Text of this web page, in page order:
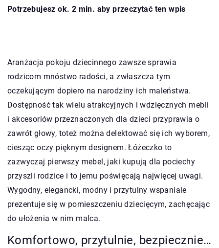
Potrzebujesz ok. 2 min. aby przeczytać ten wpis
Aranżacja pokoju dziecinnego zawsze sprawia
rodzicom mnóstwo radości, a zwłaszcza tym
oczekującym dopiero na narodziny ich maleństwa.
Dostępność tak wielu atrakcyjnych i wdzięcznych mebli
i akcesoriów przeznaczonych dla dzieci przyprawia o
zawrót głowy, toteż można delektować się ich wyborem,
ciesząc oczy pięknym designem. Łóżeczko to
zazwyczaj pierwszy mebel, jaki kupują dla pociechy
przyszli rodzice i to jemu poświęcają najwięcej uwagi.
Wygodny, elegancki, modny i przytulny wspaniale
prezentuje się w pomieszczeniu dziecięcym, zachęcając
do ułożenia w nim malca.
Komfortowo, przytulnie, bezpiecznie…